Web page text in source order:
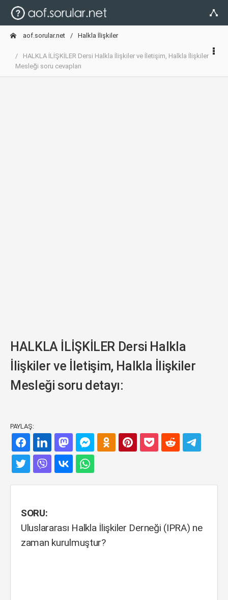
aof.sorular.net Halkla İlişkiler
HALKLA İLİŞKİLER Dersi Halkla İlişkiler ve İletişim, Halkla İlişkiler
Mesleği soru cevapları
HALKLA İLİŞKİLER Dersi Halkla
İlişkiler ve İletişim, Halkla İlişkiler
Mesleği soru detayı:
PAYLAŞ:
SORU:
Uluslararası Halkla İlişkiler Derneği (IPRA) ne
zaman kurulmuştur?